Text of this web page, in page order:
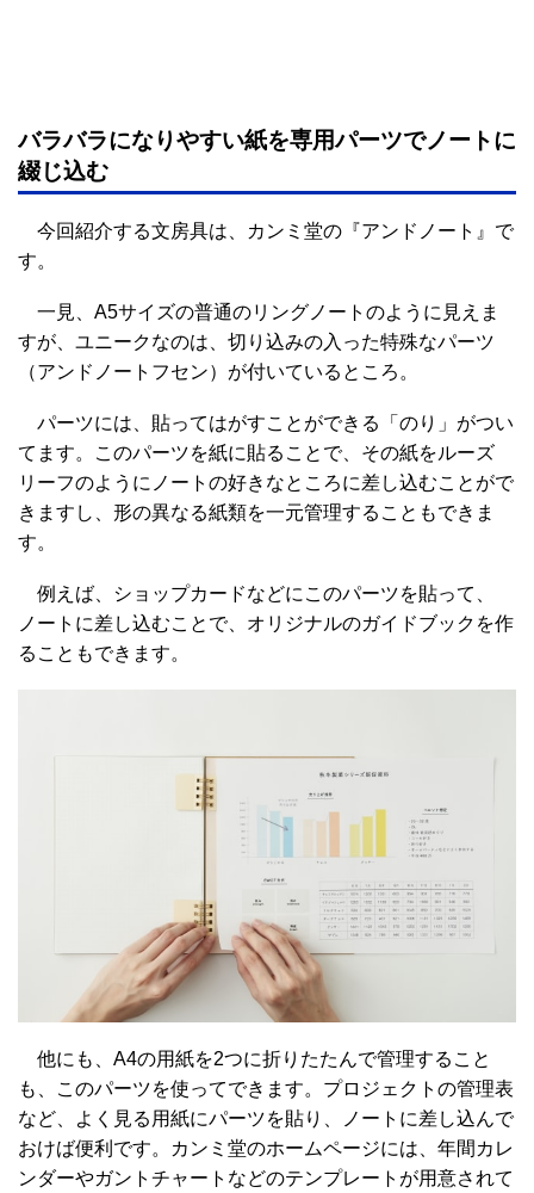
バラバラになりやすい紙を専用パーツでノートに
綴じ込む
今回紹介する文房具は、カンミ堂の『アンドノート』で
す。
一見、A5サイズの普通のリングノートのように見えま
すが、ユニークなのは、切り込みの入った特殊なパーツ
（アンドノートフセン）が付いているところ。
パーツには、貼ってはがすことができる「のり」がつい
てます。このパーツを紙に貼ることで、その紙をルーズ
リーフのようにノートの好きなところに差し込むことがで
きますし、形の異なる紙類を一元管理することもできま
す。
例えば、ショップカードなどにこのパーツを貼って、
ノートに差し込むことで、オリジナルのガイドブックを作
ることもできます。
他にも、A4の用紙を2つに折りたたんで管理すること
も、このパーツを使ってできます。プロジェクトの管理表
など、よく見る用紙にパーツを貼り、ノートに差し込んで
おけば便利です。カンミ堂のホームページには、年間カレ
ンダーやガントチャートなどのテンプレートが用意されて